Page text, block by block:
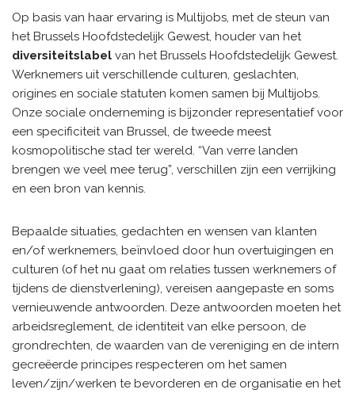
Op basis van haar ervaring is Multijobs, met de steun van
het Brussels Hoofdstedelijk Gewest, houder van het
diversiteitslabel van het Brussels Hoofdstedelijk Gewest.
Werknemers uit verschillende culturen, geslachten,
origines en sociale statuten komen samen bij Multijobs.
Onze sociale onderneming is bijzonder representatief voor
een specificiteit van Brussel, de tweede meest
kosmopolitische stad ter wereld. “Van verre landen
brengen we veel mee terug”, verschillen zijn een verrijking
en een bron van kennis.
Bepaalde situaties, gedachten en wensen van klanten
en/of werknemers, beïnvloed door hun overtuigingen en
culturen (of het nu gaat om relaties tussen werknemers of
tijdens de dienstverlening), vereisen aangepaste en soms
vernieuwende antwoorden. Deze antwoorden moeten het
arbeidsreglement, de identiteit van elke persoon, de
grondrechten, de waarden van de vereniging en de intern
gecreëerde principes respecteren om het samen
leven/zijn/werken te bevorderen en de organisatie en het